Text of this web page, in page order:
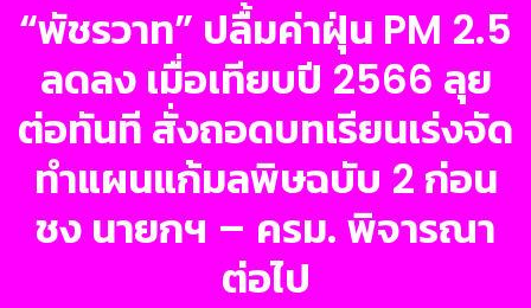
“พัชรวาท” ปลื้มค่าฝุ่น PM 2.5
ลดลง เมื่อเทียบปี 2566 ลุย
ต่อทันที สั่งถอดบทเรียนเร่งจัด
ทำแผนแก้มลพิษฉบับ 2 ก่อน
ชง นายกฯ – ครม. พิจารณา
ต่อไป